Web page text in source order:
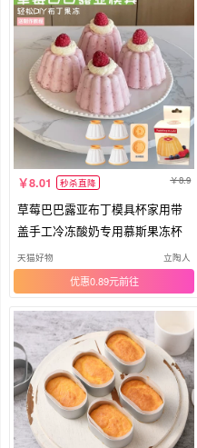
8.01 秒杀直降 8.9
草莓巴巴露亚布丁模具杯家用带
盖手工冷冻酸奶专用慕斯果冻杯
天猫好物 立陶人
优惠0.89元